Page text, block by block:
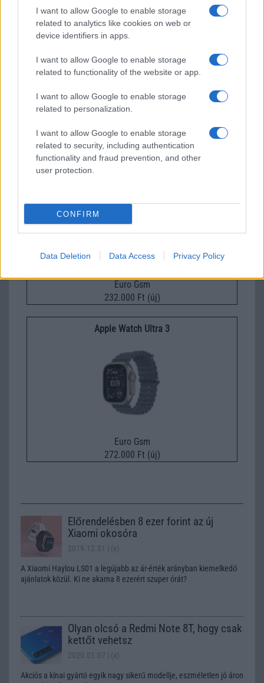
I want to allow Google to enable storage
related to analytics like cookies on web or
device identifiers in apps.
I want to allow Google to enable storage
related to functionality of the website or app.
I want to allow Google to enable storage
related to personalization.
I want to allow Google to enable storage
related to security, including authentication
functionality and fraud prevention, and other
user protection.
CONFIRM
Data Deletion Data Access Privacy Policy
Xiaomi 15T Pro
224.000 Ft (új)
Euro Gsm
232.000 Ft (új)
Apple Watch Ultra 3
Euro Gsm
272.000 Ft (új)
Előrendelésben 8 ezer forint az új
Xiaomi okosóra
2019.12.31 | (x)
A Xiaomi Haylou LS01 a legújabb az ár-érték arányban kiemelkedő
ajánlatok közül. Ki ne akarna 8 ezerért szuper órát?
Olyan olcsó a Redmi Note 8T, hogy csak
kettőt vehetsz
2020.01.07 | (x)
Akciós a kínai gyártó egyik nagy sikerű modellje, eszméletlen jó áron